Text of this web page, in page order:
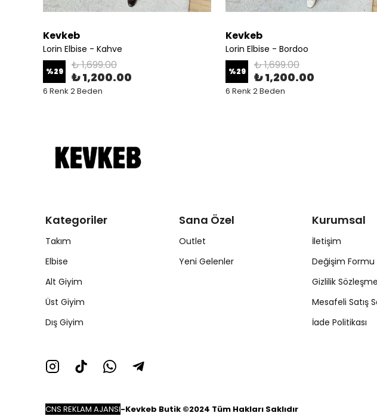
Kevkeb
Lorin Elbise - Kahve
%29 ₺ 1,699.00
₺ 1,200.00
6 Renk 2 Beden
Kevkeb
Lorin Elbise - Bordoo
%29 ₺ 1,699.00
₺ 1,200.00
6 Renk 2 Beden
Kategoriler
Takım
Elbise
Alt Giyim
Üst Giyim
Dış Giyim
Sana Özel
Outlet
Yeni Gelenler
Kurumsal
İletişim
Değişim Formu
Gizlilik
Mesafeli Satış
İade Politikası
CNS REKLAM AJANSI-Kevkeb Butik ©2024 Tüm Hakları Saklıdır